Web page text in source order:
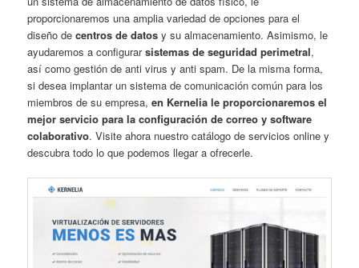
proporcionaremos una amplia variedad de opciones para el
diseño decentros de datos y su almacenamiento. Asimismo, le
ayudaremos a configurarsistemas de seguridad perimetral,
así como gestión de anti virus y anti spam. De la misma forma,
si desea implantar un sistema de comunicación común para los
miembros de su empresa,en Kernelia le proporcionaremos el
mejor servicio para la configuración de correo y software
colaborativo. Visite ahora nuestro catálogo de servicios online y
descubra todo lo que podemos llegar a ofrecerle.